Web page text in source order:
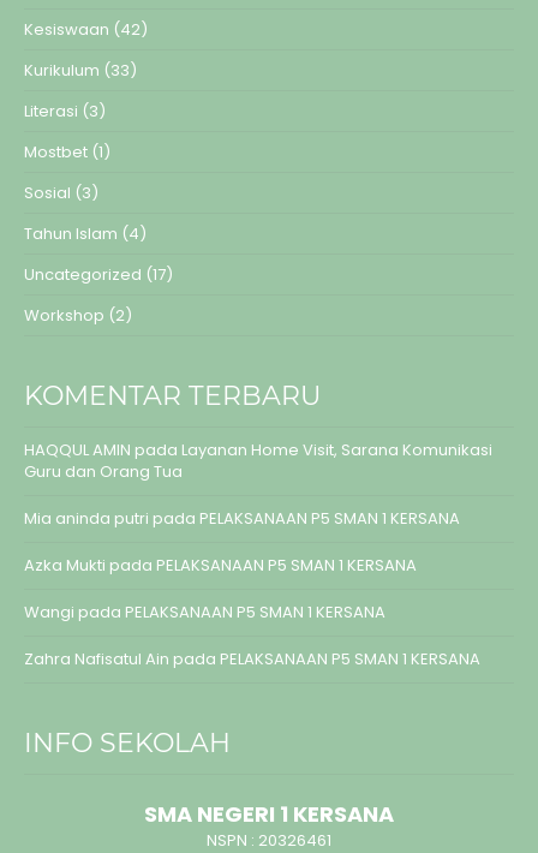
Kesiswaan (42)
Kurikulum (33)
Literasi (3)
Mostbet (1)
Sosial (3)
Tahun Islam (4)
Uncategorized (17)
Workshop (2)
KOMENTAR TERBARU
HAQQUL AMIN pada Layanan Home Visit, Sarana Komunikasi
Guru dan Orang Tua
Mia aninda putri pada PELAKSANAAN P5 SMAN 1 KERSANA
Azka Mukti pada PELAKSANAAN P5 SMAN 1 KERSANA
Wangi pada PELAKSANAAN P5 SMAN 1 KERSANA
Zahra Nafisatul Ain pada PELAKSANAAN P5 SMAN 1 KERSANA
INFO SEKOLAH
SMA NEGERI 1 KERSANA
NSPN : 20326461